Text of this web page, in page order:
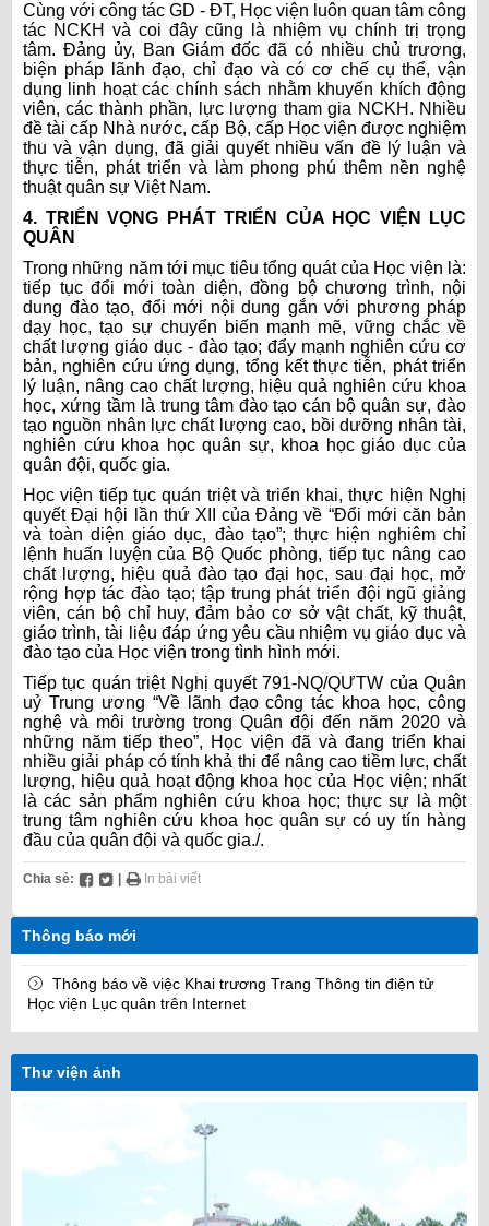
Cùng với công tác GD - ĐT, Học viện luôn quan tâm công
tác NCKH và coi đây cũng là nhiệm vụ chính trị trọng
tâm. Đảng ủy, Ban Giám đốc đã có nhiều chủ trương,
biện pháp lãnh đạo, chỉ đạo và có cơ chế cụ thể, vận
dụng linh hoạt các chính sách nhằm khuyến khích động
viên, các thành phần, lực lượng tham gia NCKH. Nhiều
đề tài cấp Nhà nước, cấp Bộ, cấp Học viện được nghiệm
thu và vận dụng, đã giải quyết nhiều vấn đề lý luận và
thực tiễn, phát triển và làm phong phú thêm nền nghệ
thuật quân sự Việt Nam.
4. TRIỂN VỌNG PHÁT TRIỂN CỦA HỌC VIỆN LỤC
QUÂN
Trong những năm tới mục tiêu tổng quát của Học viện là:
tiếp tục đổi mới toàn diện, đồng bộ chương trình, nội
dung đào tạo, đổi mới nội dung gắn với phương pháp
dạy học, tạo sự chuyển biến mạnh mẽ, vững chắc về
chất lượng giáo dục - đào tạo; đẩy mạnh nghiên cứu cơ
bản, nghiên cứu ứng dụng, tổng kết thực tiễn, phát triển
lý luận, nâng cao chất lượng, hiệu quả nghiên cứu khoa
học, xứng tầm là trung tâm đào tạo cán bộ quân sự, đào
tạo nguồn nhân lực chất lượng cao, bồi dưỡng nhân tài,
nghiên cứu khoa học quân sự, khoa học giáo dục của
quân đội, quốc gia.
Học viện tiếp tục quán triệt và triển khai, thực hiện Nghị
quyết Đại hội lần thứ XII của Đảng về “Đổi mới căn bản
và toàn diện giáo dục, đào tạo”; thực hiện nghiêm chỉ
lệnh huấn luyện của Bộ Quốc phòng, tiếp tục nâng cao
chất lượng, hiệu quả đào tạo đại học, sau đại học, mở
rộng hợp tác đào tạo; tập trung phát triển đội ngũ giảng
viên, cán bộ chỉ huy, đảm bảo cơ sở vật chất, kỹ thuật,
giáo trình, tài liệu đáp ứng yêu cầu nhiệm vụ giáo dục và
đào tạo của Học viện trong tình hình mới.
Tiếp tục quán triệt Nghị quyết 791-NQ/QƯTW của Quân
uỷ Trung ương “Về lãnh đạo công tác khoa học, công
nghệ và môi trường trong Quân đội đến năm 2020 và
những năm tiếp theo”, Học viện đã và đang triển khai
nhiều giải pháp có tính khả thi để nâng cao tiềm lực, chất
lượng, hiệu quả hoạt động khoa học của Học viện; nhất
là các sản phẩm nghiên cứu khoa học; thực sự là một
trung tâm nghiên cứu khoa học quân sự có uy tín hàng
đầu của quân đội và quốc gia./.
Chia sẻ: In bài viết
Thông báo mới
Thông báo về việc Khai trương Trang Thông tin điện tử
Học viện Lục quân trên Internet
Thư viện ảnh